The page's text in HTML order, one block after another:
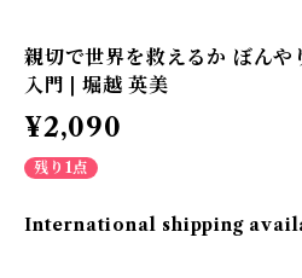
親切で世界を救えるか ぼんや
入門 | 堀越 英美
¥2,090
残り1点
International shipping